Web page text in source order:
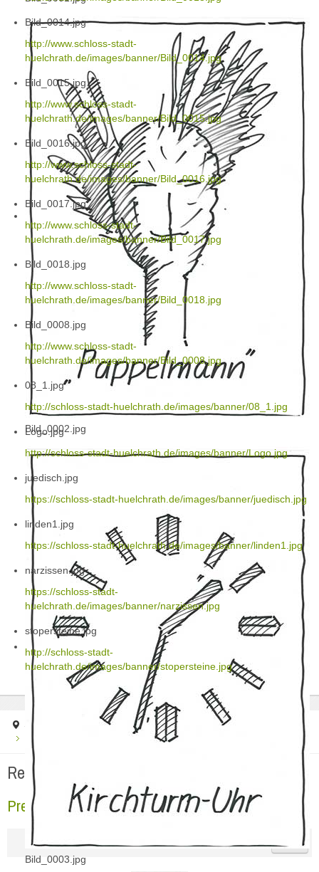
Bild_0002.jpg
Bild_0003.jpg
Bild_0014.jpg
http://www.schloss-stadt-
huelchrath.de/images/banner/Bild_0014.jpg
Bild_0015.jpg
http://www.schloss-stadt-
huelchrath.de/images/banner/Bild_0015.jpg
Bild_0016.jpg
http://www.schloss-stadt-
huelchrath.de/images/banner/Bild_0016.jpg
Bild_0017.jpg
http://www.schloss-stadt-
huelchrath.de/images/banner/Bild_0017.jpg
Bild_0018.jpg
http://www.schloss-stadt-
huelchrath.de/images/banner/Bild_0018.jpg
Bild_0008.jpg
http://www.schloss-stadt-
huelchrath.de/images/banner/Bild_0008.jpg
08_1.jpg
http://schloss-stadt-huelchrath.de/images/banner/08_1.jpg
Logo.jpg
http://schloss-stadt-huelchrath.de/images/banner/Logo.jpg
juedisch.jpg
https://schloss-stadt-huelchrath.de/images/banner/juedisch.jpg
linden1.jpg
https://schloss-stadt-huelchrath.de/images/banner/linden1.jpg
narzissen.jpg
https://schloss-stadt-
huelchrath.de/images/banner/narzissen.jpg
stopersteine.jpg
http://schloss-stadt-
huelchrath.de/images/banner/stopersteine.jpg
Startseite Regionale Presse
2021
Pressebericht ERK 25.09.2021
Regionale Presse
Pressebericht ERK 25.09.2021